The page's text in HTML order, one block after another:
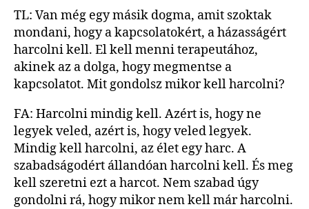
TL: Van még egy másik dogma, amit szoktak
mondani, hogy a kapcsolatokért, a házasságért
harcolni kell. El kell menni terapeutához,
akinek az a dolga, hogy megmentse a
kapcsolatot. Mit gondolsz mikor kell harcolni?
FA: Harcolni mindig kell. Azért is, hogy ne
legyek veled, azért is, hogy veled legyek.
Mindig kell harcolni, az élet egy harc. A
szabadságodért állandóan harcolni kell. És meg
kell szeretni ezt a harcot. Nem szabad úgy
gondolni rá, hogy mikor nem kell már harcolni.